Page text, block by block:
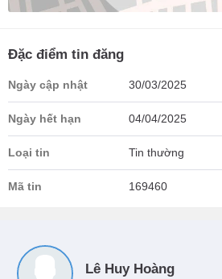
Đặc điểm tin đăng
Ngày cập nhật 30/03/2025
Ngày hết hạn 04/04/2025
Loại tin Tin thường
Mã tin 169460
Lê Huy Hoàng